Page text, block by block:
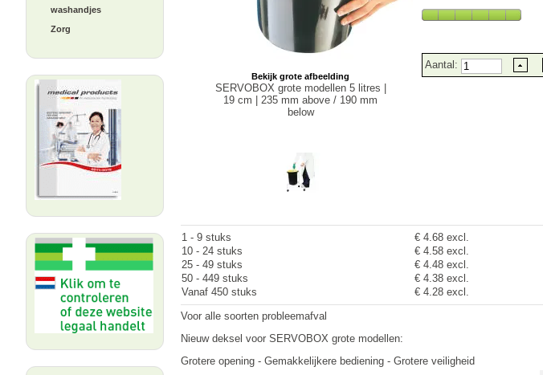
washandjes
Zorg
Bekijk grote afbeelding
SERVOBOX grote modellen 5 litres |
19 cm | 235 mm above / 190 mm
below
Aantal:
1 - 9 stuks € 4.68 excl.
10 - 24 stuks
€ 4.58 excl.
25 - 49 stuks
€ 4.48 excl.
50 - 449 stuks
€ 4.38 excl.
Vanaf 450 stuks
€ 4.28 excl.
Voor alle soorten probleemafval
Nieuw deksel voor SERVOBOX grote modellen:
Grotere opening - Gemakkelijkere bediening - Grotere veiligheid